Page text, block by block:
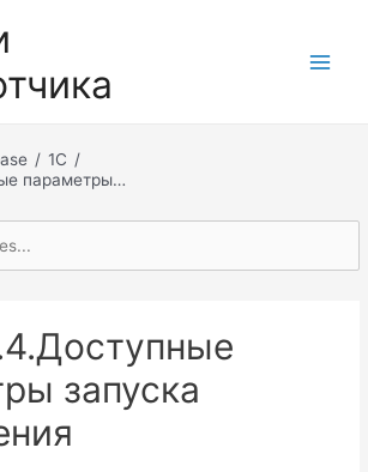
/ 1С /
параметры…
запуска